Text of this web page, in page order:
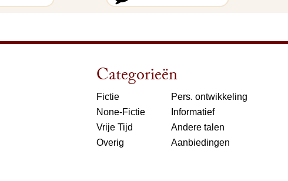
Categorieën
Fictie
None-Fictie
Vrije Tijd
Overig
Pers. ontwikkeling
Informatief
Andere talen
Aanbiedingen